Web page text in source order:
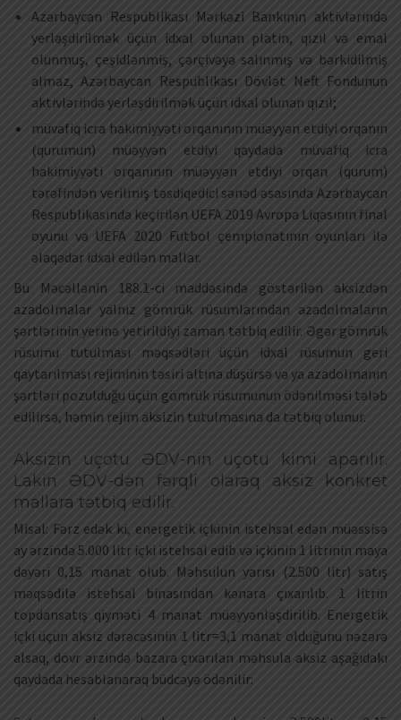
Azərbaycan Respublikası Mərkəzi Bankının aktivlərində
yerləşdirilmək üçün idxal olunan platin, qızıl və emal
olunmuş, çeşidlənmiş, çərçivəyə salınmış və bərkidilmiş
almaz, Azərbaycan Respublikası Dövlət Neft Fondunun
aktivlərində yerləşdirilmək üçün idxal olunan qızıl;
müvafiq icra hakimiyyəti orqanının müəyyən etdiyi orqanın
(qurumun) müəyyən etdiyi qaydada müvafiq icra
hakimiyyəti orqanının müəyyən etdiyi orqan (qurum)
tərəfindən verilmiş təsdiqedici sənəd əsasında Azərbaycan
Respublikasında keçirilən UEFA 2019 Avropa Liqasının final
oyunu və UEFA 2020 Futbol çempionatının oyunları ilə
əlaqədar idxal edilən mallar.
Bu Məcəllənin 188.1-ci maddəsində göstərilən aksizdən
azadolmalar yalnız gömrük rüsumlarından azadolmaların
şərtlərinin yerinə yetirildiyi zaman tətbiq edilir. Əgər gömrük
rüsumu tutulması məqsədləri üçün idxal rüsumun geri
qaytarılması rejiminin təsiri altına düşürsə və ya azadolmanın
şərtləri pozulduğu üçün gömrük rüsumunun ödənilməsi tələb
edilirsə, həmin rejim aksizin tutulmasına da tətbiq olunur.
Aksizin uçotu ƏDV-nin uçotu kimi aparılır.
Lakin ƏDV-dən fərqli olaraq aksiz konkret
mallara tətbiq edilir.
Misal: Fərz edək ki, energetik içkinin istehsal edən müəssisə
ay ərzində 5.000 litr içki istehsal edib və içkinin 1 litrinin maya
dəyəri 0,15 manat olub. Məhsulun yarısı (2.500 litr) satış
məqsədilə istehsal binasından kənara çıxarılıb. 1 litrin
topdansatış qiyməti 4 manat müəyyənləşdirilib. Energetik
içki üçün aksiz dərəcəsinin 1 litr=3,1 manat olduğunu nəzərə
alsaq, dövr ərzində bazara çıxarılan məhsula aksiz aşağıdakı
qaydada hesablanaraq büdcəyə ödənilir: